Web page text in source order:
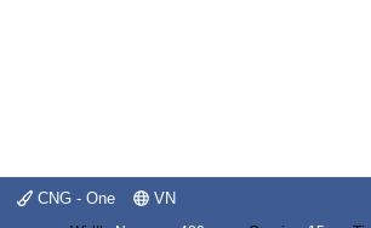
CNG - One VN